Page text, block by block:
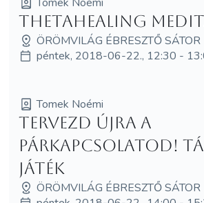
ThetaHealing
ÖRÖMVILÁG ÉBRESZTŐ SÁTOR
péntek, 2018-06-22., 12:30 -
Tomek Noémi
Tervezd újra a
párkapcsolatod!
játék
ÖRÖMVILÁG ÉBRESZTŐ SÁTOR